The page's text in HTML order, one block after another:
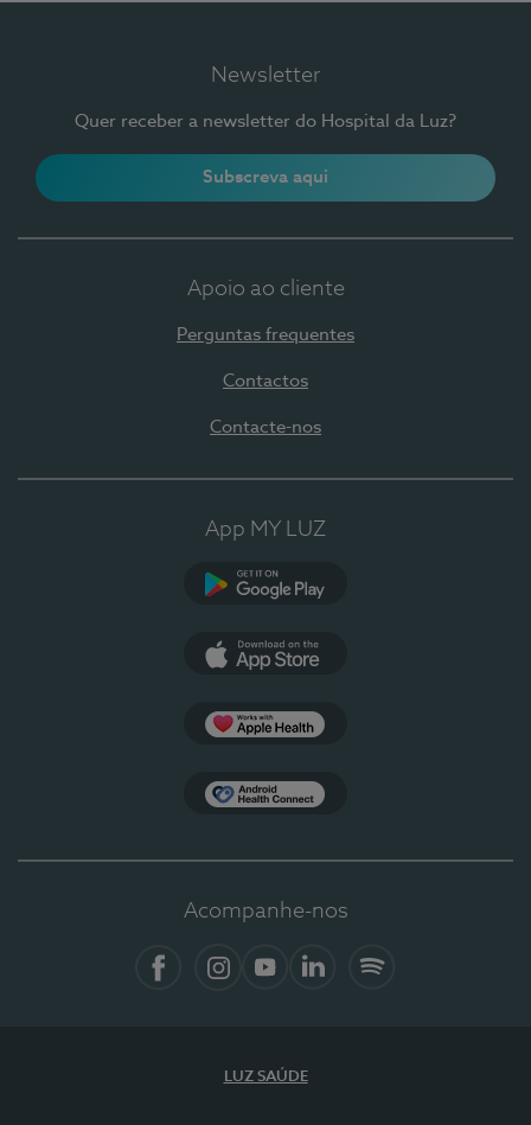
Newsletter
Quer receber a newsletter do Hospital da Luz?
Subscreva aqui
Apoio ao cliente
Perguntas frequentes
Contactos
Contacte-nos
App MY LUZ
Acompanhe-nos
LUZ SAÚDE